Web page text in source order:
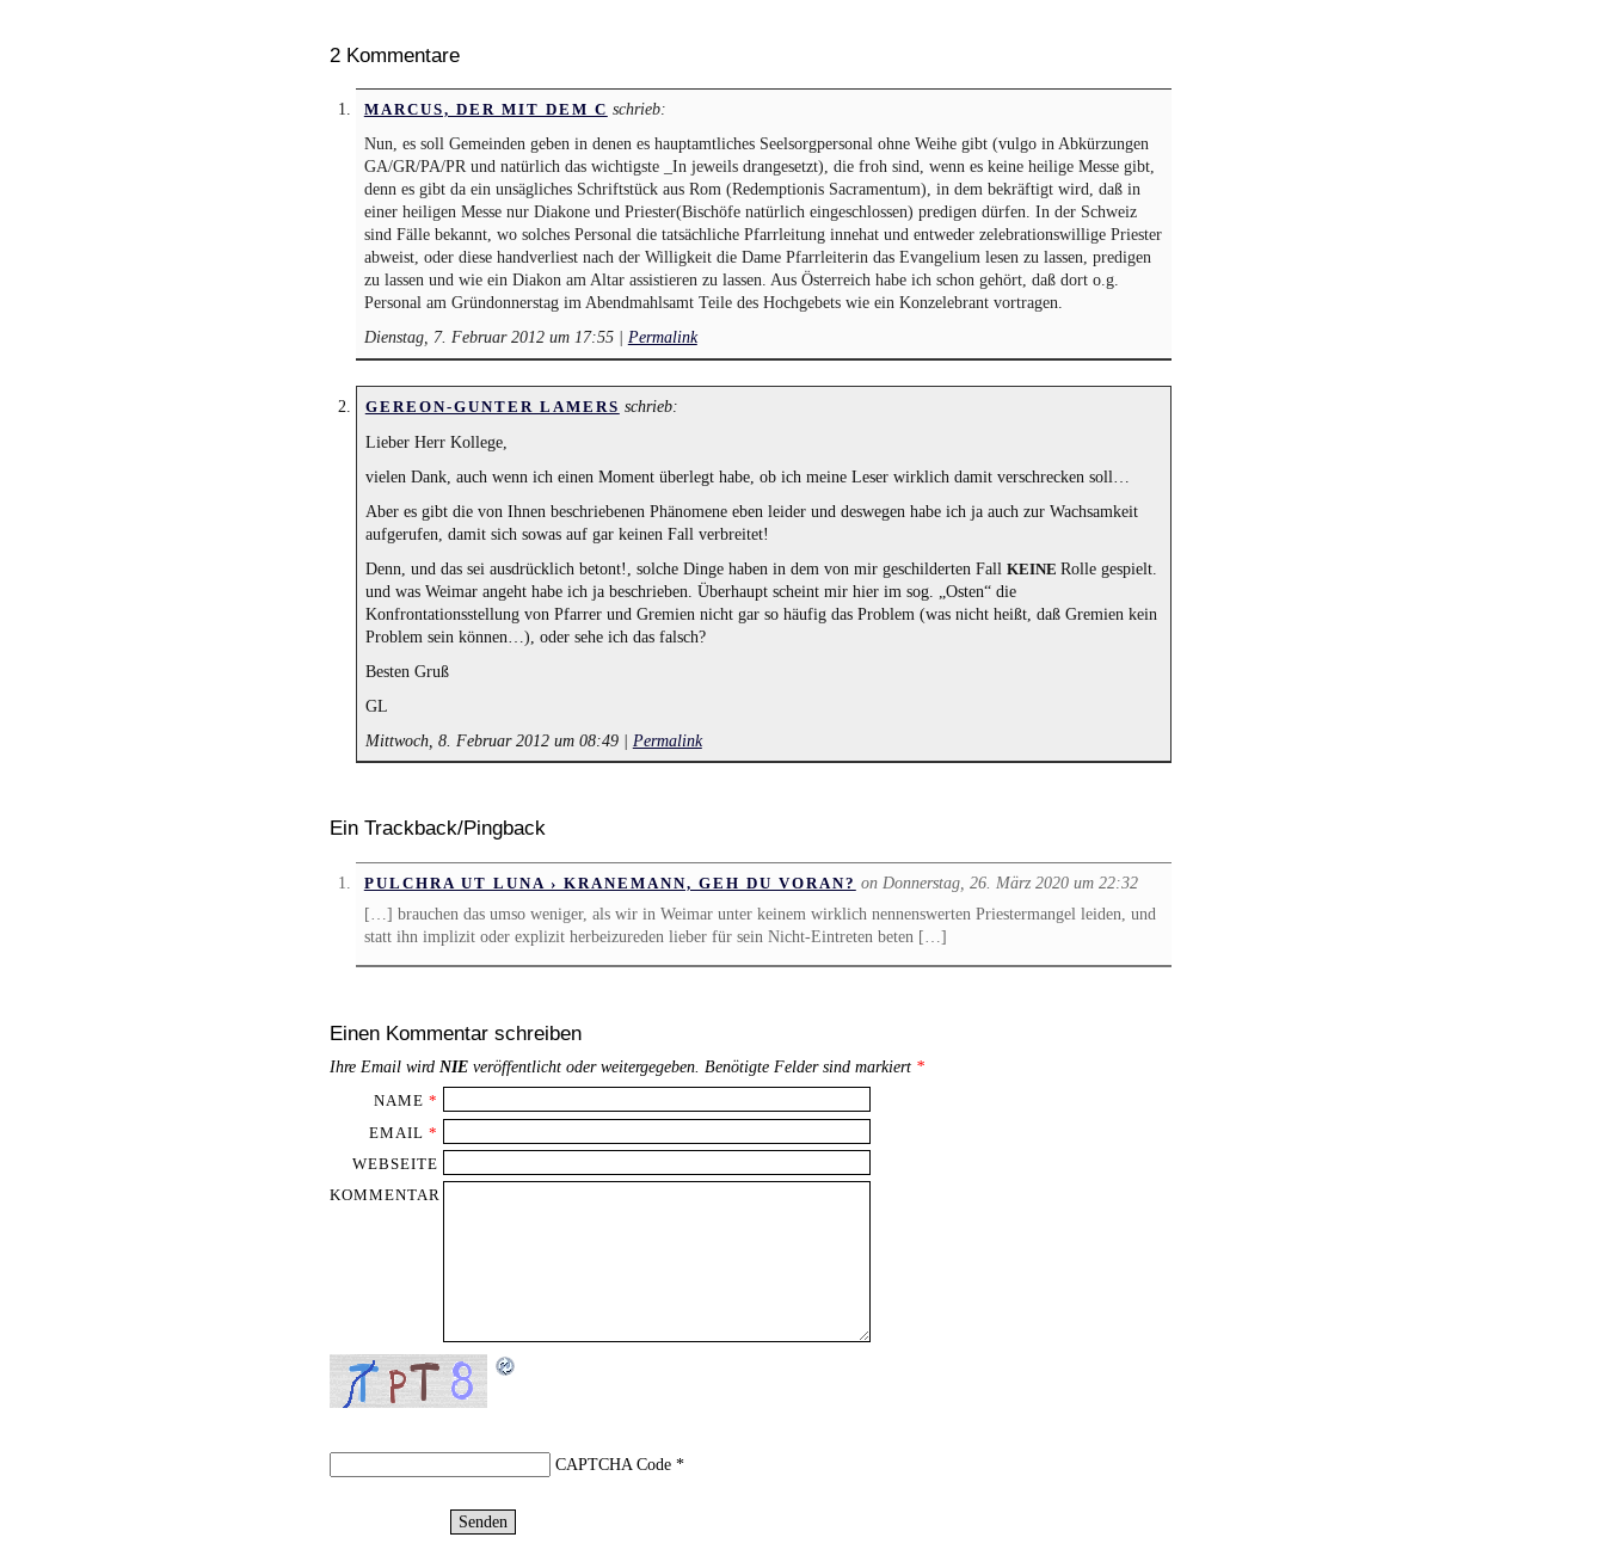
2 Kommentare
MARCUS, DER MIT DEM C schrieb:
Nun, es soll Gemeinden geben in denen es hauptamtliches Seelsorgpersonal ohne Weihe gibt (vulgo in Abkürzungen
GA/GR/PA/PR und natürlich das wichtigste _In jeweils drangesetzt), die froh sind, wenn es keine heilige Messe gibt,
denn es gibt da ein unsägliches Schriftstück aus Rom (Redemptionis Sacramentum), in dem bekräftigt wird, daß in
einer heiligen Messe nur Diakone und Priester(Bischöfe natürlich eingeschlossen) predigen dürfen. In der Schweiz
sind Fälle bekannt, wo solches Personal die tatsächliche Pfarrleitung innehat und entweder zelebrationswillige Priester
abweist, oder diese handverliest nach der Willigkeit die Dame Pfarrleiterin das Evangelium lesen zu lassen, predigen
zu lassen und wie ein Diakon am Altar assistieren zu lassen. Aus Österreich habe ich schon gehört, daß dort o.g.
Personal am Gründonnerstag im Abendmahlsamt Teile des Hochgebets wie ein Konzelebrant vortragen.
Dienstag, 7. Februar 2012 um 17:55 | Permalink
GEREON-GUNTER LAMERS schrieb:
Lieber Herr Kollege,
vielen Dank, auch wenn ich einen Moment überlegt habe, ob ich meine Leser wirklich damit verschrecken soll…
Aber es gibt die von Ihnen beschriebenen Phänomene eben leider und deswegen habe ich ja auch zur Wachsamkeit
aufgerufen, damit sich sowas auf gar keinen Fall verbreitet!
Denn, und das sei ausdrücklich betont!, solche Dinge haben in dem von mir geschilderten Fall KEINE Rolle gespielt.
und was Weimar angeht habe ich ja beschrieben. Überhaupt scheint mir hier im sog. „Osten“ die
Konfrontationsstellung von Pfarrer und Gremien nicht gar so häufig das Problem (was nicht heißt, daß Gremien kein
Problem sein können…), oder sehe ich das falsch?
Besten Gruß
GL
Mittwoch, 8. Februar 2012 um 08:49 | Permalink
Ein Trackback/Pingback
PULCHRA UT LUNA › KRANEMANN, GEH DU VORAN? on Donnerstag, 26. März 2020 um 22:32
[…] brauchen das umso weniger, als wir in Weimar unter keinem wirklich nennenswerten Priestermangel leiden, und
statt ihn implizit oder explizit herbeizureden lieber für sein Nicht-Eintreten beten […]
Einen Kommentar schreiben
Ihre Email wird NIE veröffentlicht oder weitergegeben. Benötigte Felder sind markiert *
NAME *
EMAIL *
WEBSEITE
KOMMENTAR
CAPTCHA Code *